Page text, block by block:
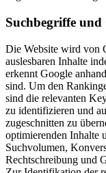
Suchbegriffe
Die Website wird von
auslesbaren Inhalte
erkennt Google
sind. Um den
sind die relevanten
zu identifizieren und
zugeschnitten zu
optimierenden Inhalte
Suchvolumen,
Rechtschreibung und